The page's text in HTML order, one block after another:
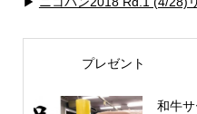
プレゼント
和牛